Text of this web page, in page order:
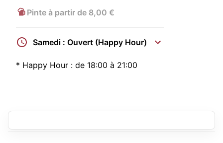
Pinte à partir de 8,00 €
Samedi : Ouvert (Happy Hour)
* Happy Hour : de 18:00 à 21:00